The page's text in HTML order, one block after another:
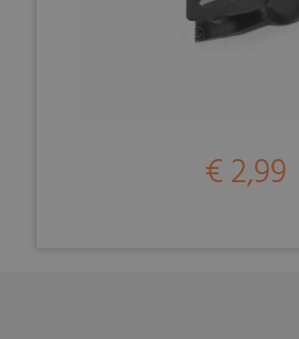
€ 2,99